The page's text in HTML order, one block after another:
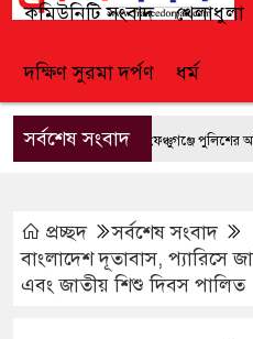
কমিউনিটি সংবাদ খেলাধুলা
দক্ষিণ সুরমা দর্পণ ধর্ম
সর্বশেষ সংবাদফেঞ্চুগঞ্জে পুলিশের
প্রচ্ছদ
সর্বশেষ সংবাদ
বাংলাদেশ দূতাবাস, প্যারিসে
এবং জাতীয় শিশু দিবস পালিত